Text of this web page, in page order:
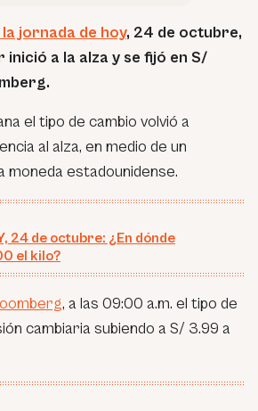
jornada de hoy, 24 de octubre,
a la alza y se fijó en S/
el tipo de cambio volvió a
al alza, en medio de un
moneda estadounidense.
24 de octubre: ¿En dónde
el kilo?
, a las 09:00 a.m. el tipo de
cambiaria subiendo a S/ 3.99 a